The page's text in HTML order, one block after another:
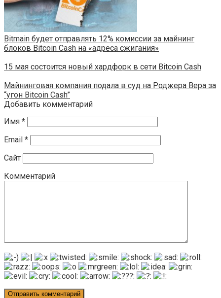
Bitmain будет отправлять 12% комиссии за майнинг
блоков Bitcoin Cash на «адреса сжигания»
15 мая состоится новый хардфорк в сети Bitcoin Cash
Майнинговая компания подала в суд на Роджера Вера за
“угон Bitcoin Cash”
Добавить комментарий
Имя *
Email *
Сайт
Комментарий